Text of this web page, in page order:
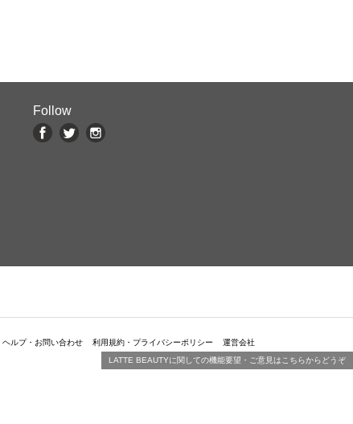
Follow
ヘルプ・お問い合わせ 利用規約・プライバシーポリシー
運営会社
LATTE BEAUTYに関しての機能要望・ご意見はこちらからどうぞ